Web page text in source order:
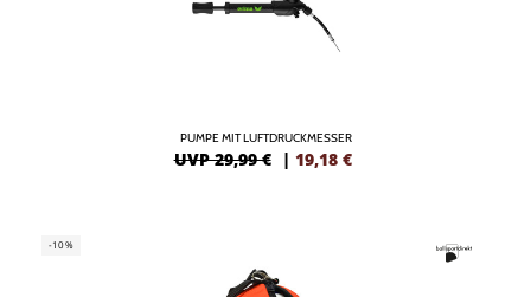
PUMPE MIT LUFTDRUCKMESSER
UVP 29,99 € | 19,18 €
-10%